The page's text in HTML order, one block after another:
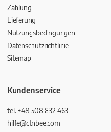
Zahlung
Lieferung
Nutzungsbedingungen
Datenschutzrichtlinie
Sitemap
Kundenservice
tel. +48 508 832 463
hilfe@ctnbee.com